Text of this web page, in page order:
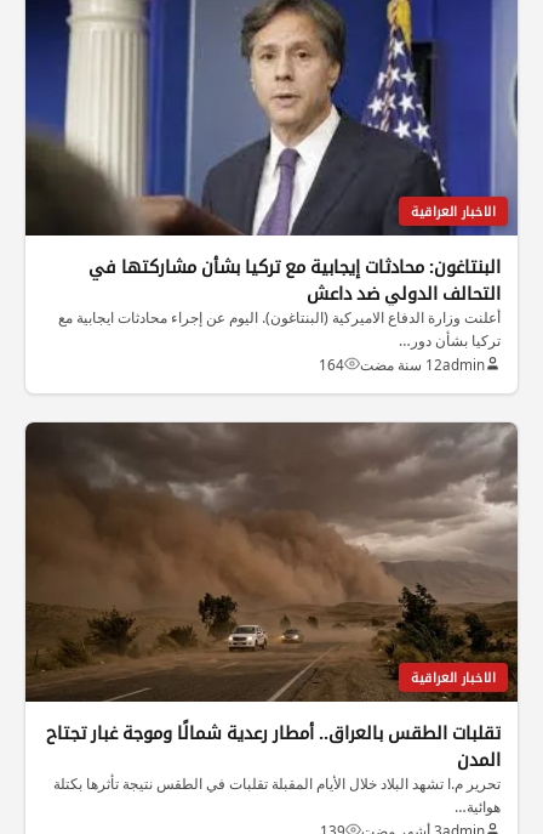
الاخبار العراقية
البنتاغون: محادثات إيجابية مع تركيا بشأن مشاركتها في
التحالف الدولي ضد داعش
أعلنت وزارة الدفاع الاميركية (البنتاغون). اليوم عن إجراء محادثات ايجابية مع
تركيا بشأن دور…
admin12 سنة مضت 164
الاخبار العراقية
تقلبات الطقس بالعراق.. أمطار رعدية شمالًا وموجة غبار تجتاح
المدن
تحرير م.ا تشهد البلاد خلال الأيام المقبلة تقلبات في الطقس نتيجة تأثرها بكتلة
هوائية…
admin3 أشهر مضت 139